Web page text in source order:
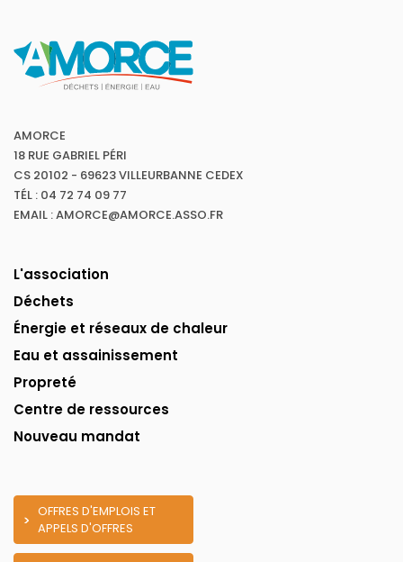
AMORCE
18 RUE GABRIEL PÉRI
CS 20102 - 69623 VILLEURBANNE CEDEX
TÉL : 04 72 74 09 77
EMAIL : AMORCE@AMORCE.ASSO.FR
L'association
Déchets
Énergie et réseaux de chaleur
Eau et assainissement
Propreté
Centre de ressources
Nouveau mandat
OFFRES D'EMPLOIS ET
APPELS D'OFFRES